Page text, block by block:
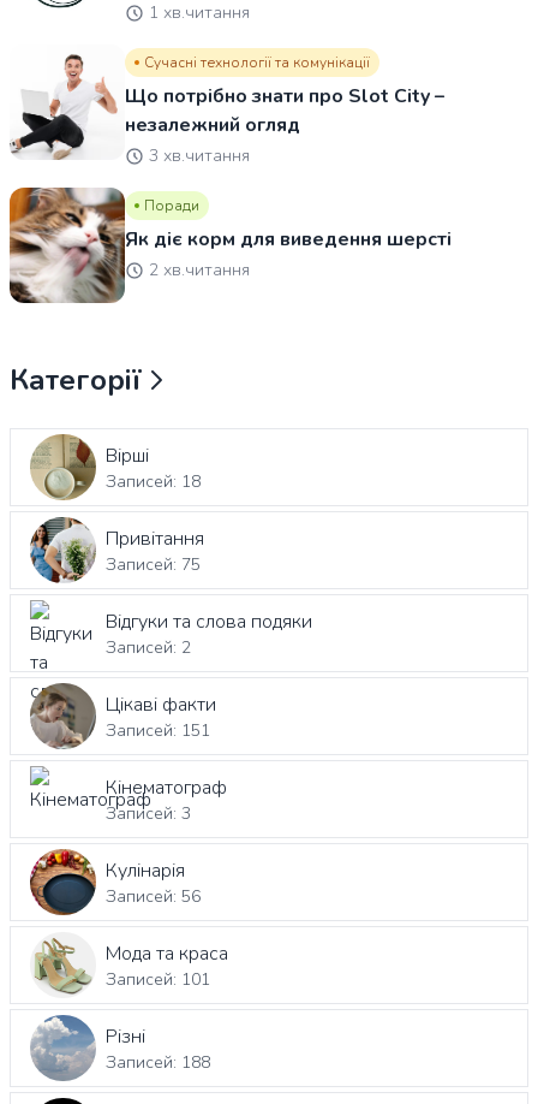
1 хв.читання
Сучасні технології та комунікації
Що потрібно знати про Slot City –
незалежний огляд
3 хв.читання
Поради
Як діє корм для виведення шерсті
2 хв.читання
Категорії
Вірші
Записей: 18
Привітання
Записей: 75
Відгуки та слова подяки
Записей: 2
Цікаві факти
Записей: 151
Кінематограф
Записей: 3
Кулінарія
Записей: 56
Мода та краса
Записей: 101
Різні
Записей: 188